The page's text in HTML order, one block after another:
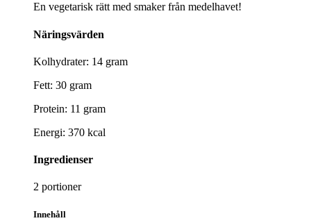
En vegetarisk rätt med smaker från medelhavet!
Näringsvärden
Kolhydrater: 14 gram
Fett: 30 gram
Protein: 11 gram
Energi: 370 kcal
Ingredienser
2 portioner
Innehåll